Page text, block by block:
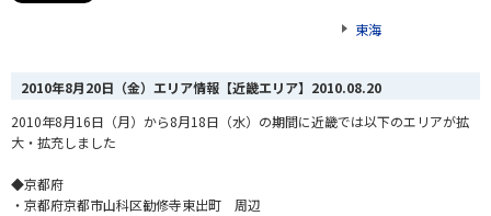
東海
2010年8月20日（金）エリア情報【近畿エリア】 2010.08.20
2010年8月16日（月）から8月18日（水）の期間に近畿では以下のエリアが拡
大・拡充しました
◆京都府
・京都府京都市山科区勧修寺東出町 周辺